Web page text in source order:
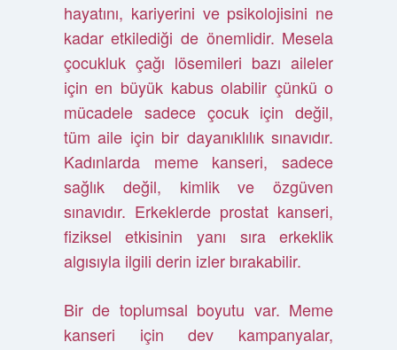
hayatını, kariyerini ve psikolojisini ne
kadar etkilediği de önemlidir. Mesela
çocukluk çağı lösemileri bazı aileler
için en büyük kabus olabilir çünkü o
mücadele sadece çocuk için değil,
tüm aile için bir dayanıklılık sınavıdır.
Kadınlarda meme kanseri, sadece
sağlık değil, kimlik ve özgüven
sınavıdır. Erkeklerde prostat kanseri,
fiziksel etkisinin yanı sıra erkeklik
algısıyla ilgili derin izler bırakabilir.
Bir de toplumsal boyutu var. Meme
kanseri için dev kampanyalar,